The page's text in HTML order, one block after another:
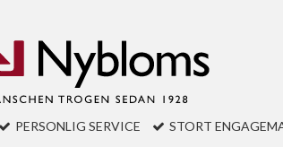
PERSONLIG SERVICE STORT